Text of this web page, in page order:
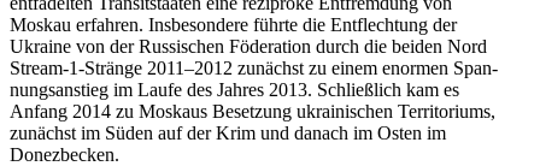
Moskau erfah­ren. Ins­be­son­dere führte die Ent­flech­tung der
Ukraine von der Rus­si­schen Föde­ra­tion durch die beiden Nord
Stream-1-Stränge 2011–2012 zunächst zu einem enormen Span­
nungs­an­stieg im Laufe des Jahres 2013. Schließ­lich kam es
Anfang 2014 zu Moskaus Beset­zung ukrai­ni­schen Ter­ri­to­ri­ums,
zunächst im Süden auf der Krim und danach im Osten im
Donezbecken.